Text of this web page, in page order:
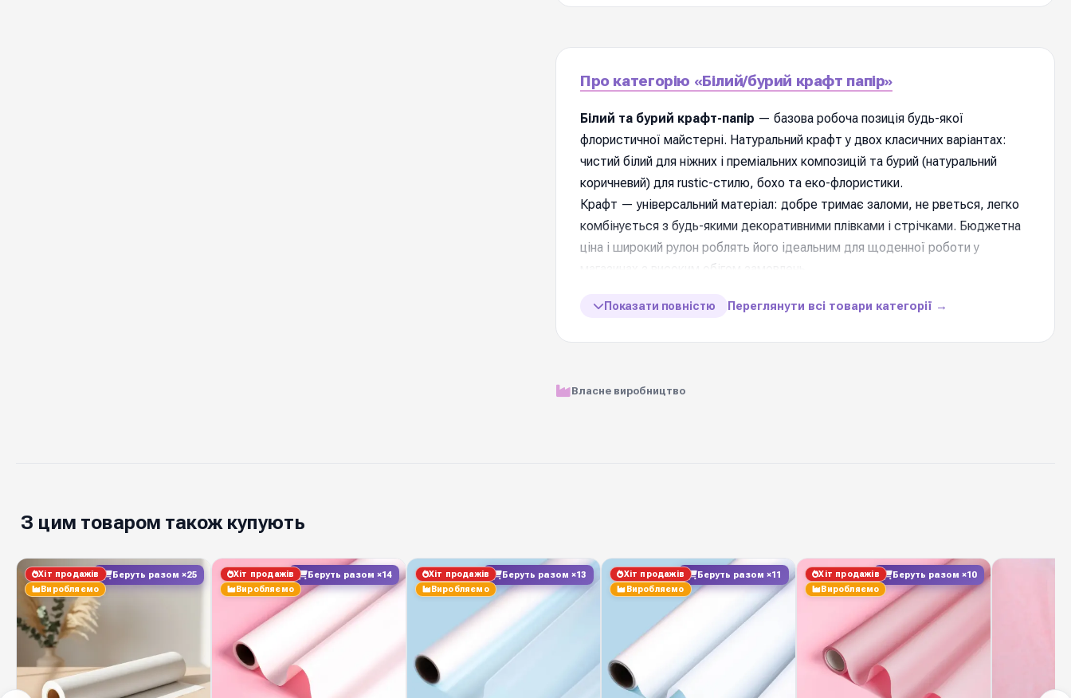
Про категорію «Білий/бурий крафт папір»
Білий та бурий крафт-папір — базова робоча позиція будь-якої
флористичної майстерні. Натуральний крафт у двох класичних варіантах:
чистий білий для ніжних і преміальних композицій та бурий (натуральний
коричневий) для rustic-стилю, бохо та еко-флористики.
Крафт — універсальний матеріал: добре тримає заломи, не рветься, легко
комбінується з будь-якими декоративними плівками і стрічками. Бюджетна
ціна і широкий рулон роблять його ідеальним для щоденної роботи у
магазинах з високим обігом замовлень.
Виробник ТОВ "ПАКІНГ-ФЛАВЕР"
Замовляйте у Diamond Pack — стабільна наявність на складі у Києві,
щотижневі нові надходження, вигідні оптові ціни для флористичних салонів,
маркетів і декораторів. Швидка відправка Новою Поштою по всій Україні.
Показати повністю Переглянути всі товари категорії →
Власне виробництво
З цим товаром також купують
Беруть разом ×25
Хіт продажів
Виробляємо
Беруть разом ×14
Хіт продажів
Виробляємо
Беруть разом ×13
Хіт продажів
Виробляємо
Беруть разом ×11
Хіт продажів
Виробляємо
Беруть разом ×10
Хіт продажів
Виробляємо